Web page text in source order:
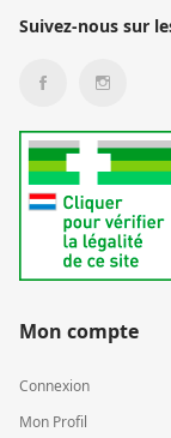
Suivez-nous sur
Mon compte
Connexion
Mon Profil